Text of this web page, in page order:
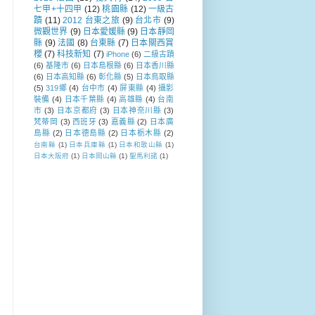
七甲+十四甲 (12) 桃園縣 (12) 一級古
蹟 (11) 2012 台東之旅 (9) 台北市 (9)
微觀世界 (9) 日本愛媛縣 (9) 日本靜岡
縣 (9) 法國 (8) 台東縣 (7) 日本關西賞
櫻 (7) 科技新知 (7) iPhone (6) 二級古蹟
(6) 基隆市 (6) 日本島根縣 (6) 日本香川縣
(6) 日本高知縣 (6) 彰化縣 (5) 日本鳥取縣
(5) 319鄉 (4) 台中市 (4) 屏東縣 (4) 攝影
裝備 (4) 日本千葉縣 (4) 高雄縣 (4) 台南
市 (3) 日本京都府 (3) 日本神奈川縣 (3)
梵蒂岡 (3) 西班牙 (3) 嘉義縣 (2) 日本廣
島縣 (2) 日本德島縣 (2) 日本栃木縣 (2)
台南縣 (1) 日本兵庫縣 (1) 日本和歌山縣 (1)
日本大阪府 (1) 日本岡山縣 (1) 聖馬利諾 (1)